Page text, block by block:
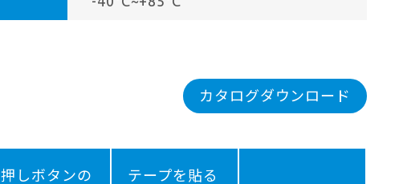
カタログダウンロード
押しボタンの
テープを貼る